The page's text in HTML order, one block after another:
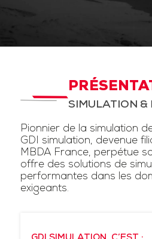
SIMULATION &
Pionnier de la simulation
GDI simulation, devenue
MBDA France, perpétue
offre des solutions de
performantes dans les
exigeants.